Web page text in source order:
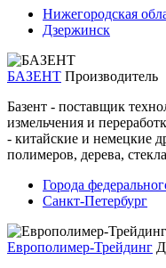
Нижегородская
Дзержинск
БАЗЕНТ Производитель
Базент - поставщик
измельчения и
- китайские и немецкие
полимеров, дерева,
Города
Санкт-Петербург
Европолимер-Трейдинг